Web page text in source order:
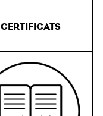
CERTIFICATS